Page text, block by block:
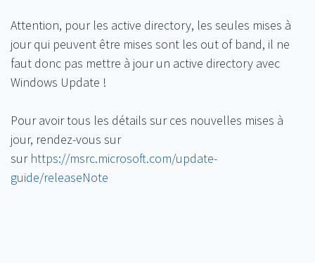
Attention, pour les active directory, les seules mises à
jour qui peuvent être mises sont les out of band, il ne
faut donc pas mettre à jour un active directory avec
Windows Update !
Pour avoir tous les détails sur ces nouvelles mises à
jour, rendez-vous sur
sur https://msrc.microsoft.com/update-
guide/releaseNote